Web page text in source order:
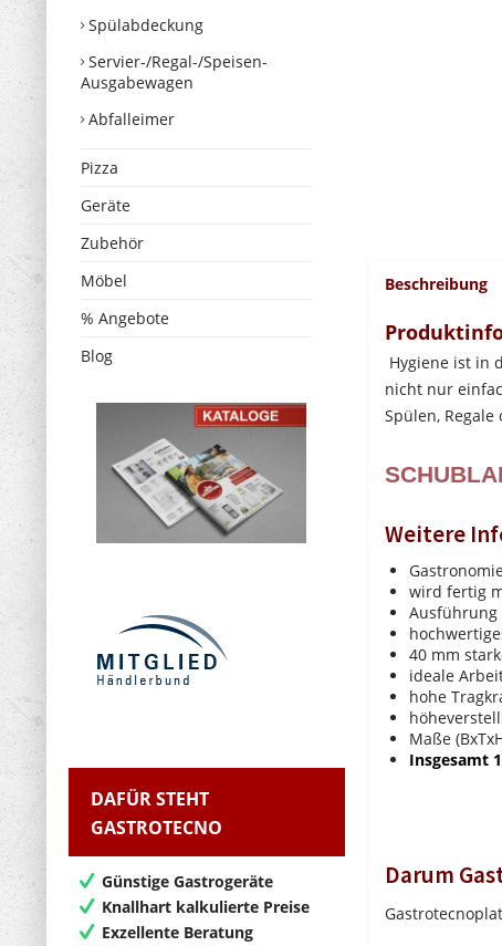
Spülabdeckung
Servier-/Regal-/Speisen-
Ausgabewagen
Abfalleimer
Pizza
Geräte
Zubehör
Möbel
% Angebote
Blog
DAFÜR STEHT
GASTROTECNO
Günstige Gastrogeräte
Knallhart kalkulierte Preise
Exzellente Beratung
Beschreibung
Hygiene ist in
nicht nur
Spülen,
Weitere
wird fertig
Ausführung
40 mm
ideale
hohe
Maße
Insgesamt
Darum